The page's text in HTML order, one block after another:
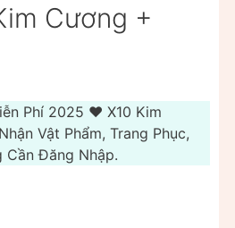
Cương +
Phí 2025 ❤️️ X10 Kim
Vật Phẩm, Trang Phục,
Cần Đăng Nhập.